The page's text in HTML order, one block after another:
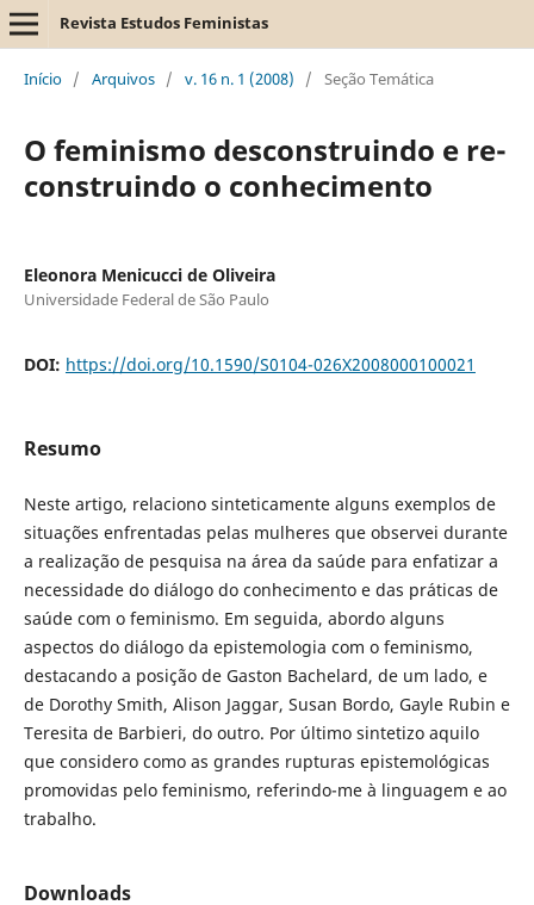
Revista Estudos Feministas
Início / Arquivos / v. 16 n. 1 (2008) / Seção Temática
O feminismo desconstruindo e re-
construindo o conhecimento
Eleonora Menicucci de Oliveira
Universidade Federal de São Paulo
DOI: https://doi.org/10.1590/S0104-026X2008000100021
Resumo
Neste artigo, relaciono sinteticamente alguns exemplos de
situações enfrentadas pelas mulheres que observei durante
a realização de pesquisa na área da saúde para enfatizar a
necessidade do diálogo do conhecimento e das práticas de
saúde com o feminismo. Em seguida, abordo alguns
aspectos do diálogo da epistemologia com o feminismo,
destacando a posição de Gaston Bachelard, de um lado, e
de Dorothy Smith, Alison Jaggar, Susan Bordo, Gayle Rubin e
Teresita de Barbieri, do outro. Por último sintetizo aquilo
que considero como as grandes rupturas epistemológicas
promovidas pelo feminismo, referindo-me à linguagem e ao
trabalho.
Downloads